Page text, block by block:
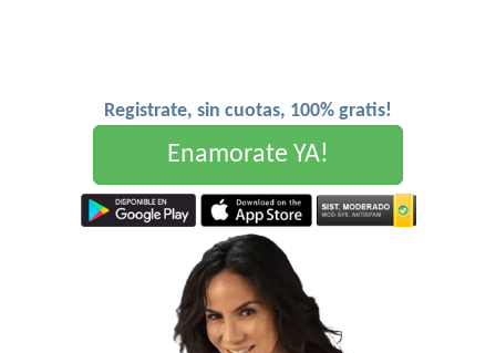
Registrate, sin cuotas, 100% gratis!
Enamorate YA!